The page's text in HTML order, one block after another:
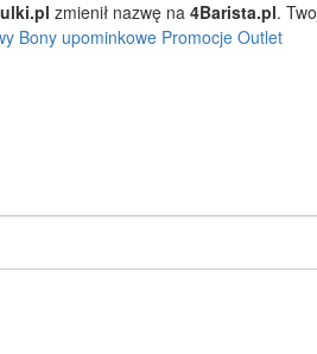
zmienił nazwę na 4Barista.pl.
Bony upominkowe Promocje Outlet